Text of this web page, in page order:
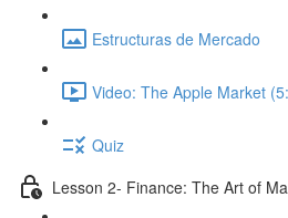
Estructuras de Mercado
Video: The Apple Market
Quiz
Lesson 2- Finance: The Art of